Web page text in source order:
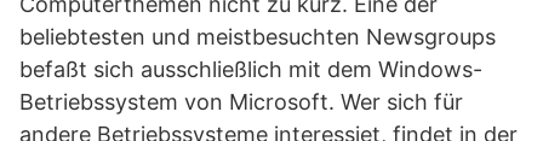
beliebtesten und meistbesuchten Newsgroups
befaßt sich ausschließlich mit dem Windows-
Betriebssystem von Microsoft. Wer sich für
andere Betriebssysteme interessiet, findet in der